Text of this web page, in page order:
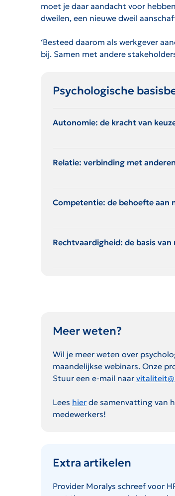
moet je daar aandacht voor
dweilen, een nieuwe dweil
‘Besteed daarom als werkgever
bij. Samen met andere
Psychologische
Autonomie: de kracht van
Relatie: verbinding met anderen
Competentie: de behoefte aan
Rechtvaardigheid: de basis van
Meer weten?
Wil je meer weten over
maandelijkse webinars. Onze
Stuur een e-mail naar
Lees hier de samenvatting van
medewerkers!
Extra artikelen
Provider Moralys schreef voor